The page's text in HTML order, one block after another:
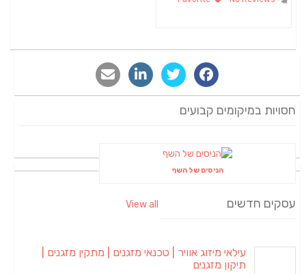
חסויות במיקומים קבועים
הניסים של השף
עסקים חדשים View all
עילאי מיזוג אוויר | טכנאי מזגנים | מתקין מזגנים |
תיקון מזגנים